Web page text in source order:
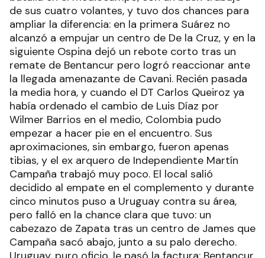
de sus cuatro volantes, y tuvo dos chances para
ampliar la diferencia: en la primera Suárez no
alcanzó a empujar un centro de De la Cruz, y en la
siguiente Ospina dejó un rebote corto tras un
remate de Bentancur pero logró reaccionar ante
la llegada amenazante de Cavani. Recién pasada
la media hora, y cuando el DT Carlos Queiroz ya
había ordenado el cambio de Luis Díaz por
Wilmer Barrios en el medio, Colombia pudo
empezar a hacer pie en el encuentro. Sus
aproximaciones, sin embargo, fueron apenas
tibias, y el ex arquero de Independiente Martín
Campaña trabajó muy poco. El local salió
decidido al empate en el complemento y durante
cinco minutos puso a Uruguay contra su área,
pero falló en la chance clara que tuvo: un
cabezazo de Zapata tras un centro de James que
Campaña sacó abajo, junto a su palo derecho.